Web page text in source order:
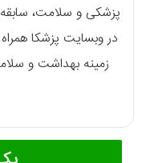
پزشکی و سلامت،
در وبسایت پزشکا
زمینه بهداشت و